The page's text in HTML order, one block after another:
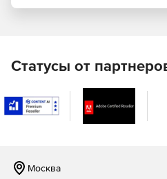
Контроль и
Полный контроль конференции
администратора
Интеграция технологии
Статусы от
Москва